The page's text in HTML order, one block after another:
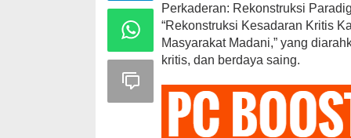
Perkaderan: Rekonstruksi
“Rekonstruksi Kesadaran Kritis
Masyarakat Madani,” yang
kritis, dan berdaya saing.